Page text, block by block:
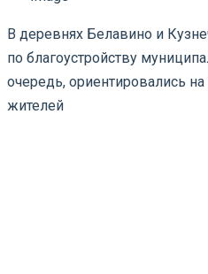
В деревнях Белавино и
по благоустройству
очередь, ориентировались
жителей